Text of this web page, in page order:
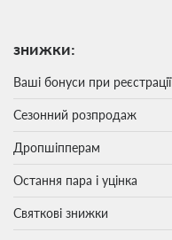
знижки:
Ваші бонуси при реєстрації
Сезонний розпродаж
Дропшіпперам
Остання пара і уцінка
Святкові знижки